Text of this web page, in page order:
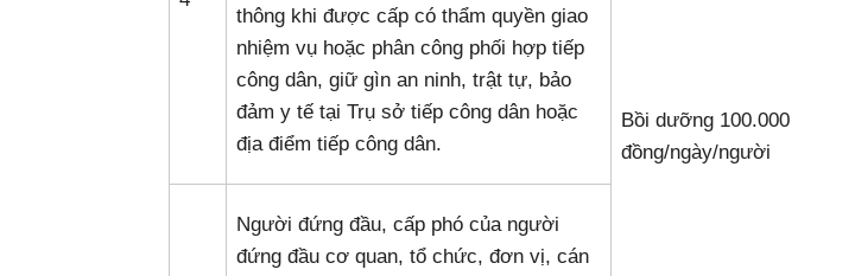
thông khi được cấp có thẩm quyền giao
nhiệm vụ hoặc phân công phối hợp tiếp
công dân, giữ gìn an ninh, trật tự, bảo
đảm y tế tại Trụ sở tiếp công dân hoặc
địa điểm tiếp công dân.
Bồi dưỡng 100.000
đồng/ngày/người
Người đứng đầu, cấp phó của người
đứng đầu cơ quan, tổ chức, đơn vị, cán